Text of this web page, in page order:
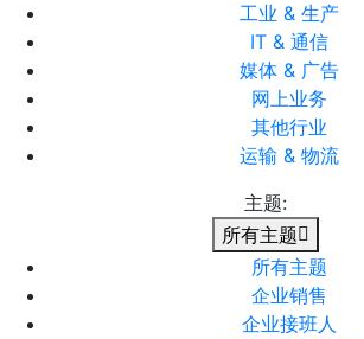
工业 & 生产
IT & 通信
媒体 & 广告
网上业务
其他行业
运输 & 物流
主题:
所有主题
所有主题
企业销售
企业接班人